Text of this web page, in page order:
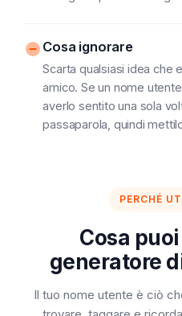
Cosa ignorare
Scarta qualsiasi idea che
amico. Se un nome
averlo sentito una sola
passaparola, quindi
PERCHÉ
Cosa
generatore
Il tuo nome utente è ciò